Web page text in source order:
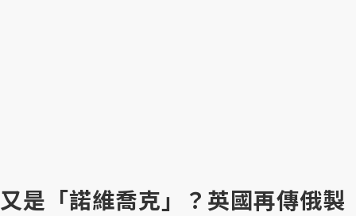
又是「諾維喬克」？英國再傳俄製